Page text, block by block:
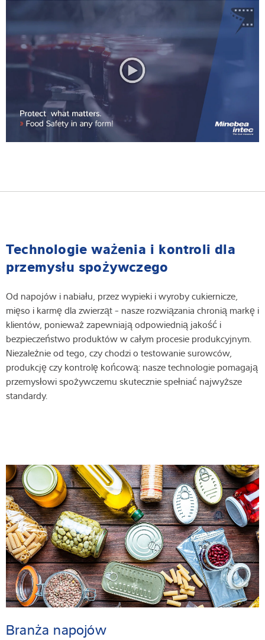
Technologie ważenia i kontroli dla
przemysłu spożywczego
Od napojów i nabiału, przez wypieki i wyroby cukiernicze,
mięso i karmę dla zwierząt - nasze rozwiązania chronią markę i
klientów, ponieważ zapewniają odpowiednią jakość i
bezpieczeństwo produktów w całym procesie produkcyjnym.
Niezależnie od tego, czy chodzi o testowanie surowców,
produkcję czy kontrolę końcową: nasze technologie pomagają
przemysłowi spożywczemu skutecznie spełniać najwyższe
standardy.
Branża napojów